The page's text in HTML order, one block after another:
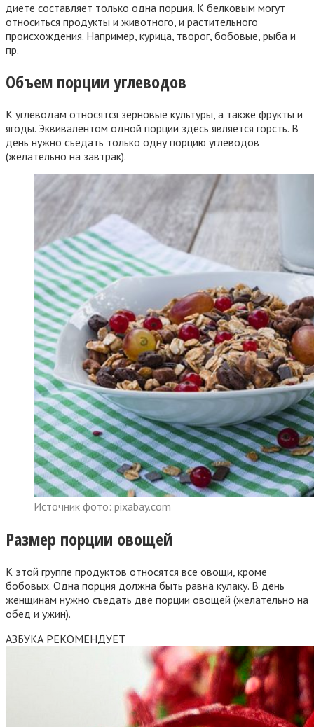
диете составляет только одна порция. К белковым могут
относиться продукты и животного, и растительного
происхождения. Например, курица, творог, бобовые, рыба и
пр.
Объем порции углеводов
К углеводам относятся зерновые культуры, а также фрукты и
ягоды. Эквивалентом одной порции здесь является горсть. В
день нужно съедать только одну порцию углеводов
(желательно на завтрак).
Источник фото: pixabay.com
Размер порции овощей
К этой группе продуктов относятся все овощи, кроме
бобовых. Одна порция должна быть равна кулаку. В день
женщинам нужно съедать две порции овощей (желательно на
обед и ужин).
АЗБУКА РЕКОМЕНДУЕТ